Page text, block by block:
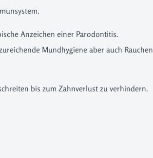
Anzeichen einer Parodontitis.
Mundhygiene aber auch Rauchen
bis zum Zahnverlust zu verhindern.